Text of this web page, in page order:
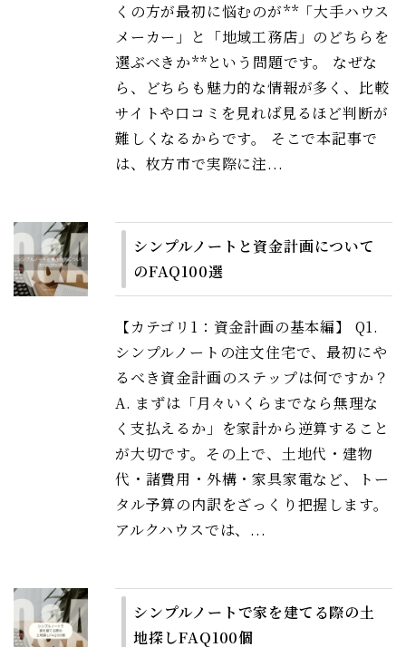
くの方が最初に悩むのが**「大手ハウス
メーカー」と「地域工務店」のどちらを
選ぶべきか**という問題です。 なぜな
ら、どちらも魅力的な情報が多く、比較
サイトや口コミを見れば見るほど判断が
難しくなるからです。 そこで本記事で
は、枚方市で実際に注...
シンプルノートと資金計画について
のFAQ100選
【カテゴリ1：資金計画の基本編】 Q1.
シンプルノートの注文住宅で、最初にや
るべき資金計画のステップは何ですか？
A. まずは「月々いくらまでなら無理な
く支払えるか」を家計から逆算すること
が大切です。その上で、土地代・建物
代・諸費用・外構・家具家電など、トー
タル予算の内訳をざっくり把握します。
アルクハウスでは、...
シンプルノートで家を建てる際の土
地探しFAQ100個